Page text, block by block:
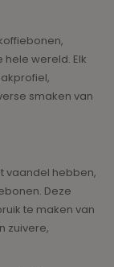
wereld. Elk
smaken van
vaandel hebben,
Deze
te maken van
zuivere,